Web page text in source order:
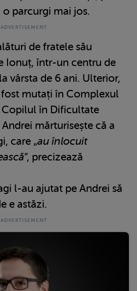
parcurgi mai jos.
de fratele său
Ionuț, într-un centru de
vârsta de 6 ani. Ulterior,
mutați în Complexul
Copilul în Dificultate
mărturisește că a
care „au înlocuit
”, precizează
l-au ajutat pe Andrei să
e astăzi.